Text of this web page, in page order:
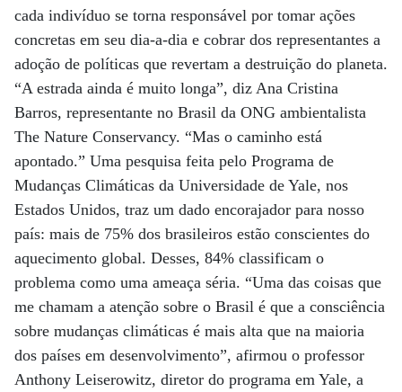
cada indivíduo se torna responsável por tomar ações
concretas em seu dia-a-dia e cobrar dos representantes a
adoção de políticas que revertam a destruição do planeta.
“A estrada ainda é muito longa”, diz Ana Cristina
Barros, representante no Brasil da ONG ambientalista
The Nature Conservancy. “Mas o caminho está
apontado.” Uma pesquisa feita pelo Programa de
Mudanças Climáticas da Universidade de Yale, nos
Estados Unidos, traz um dado encorajador para nosso
país: mais de 75% dos brasileiros estão conscientes do
aquecimento global. Desses, 84% classificam o
problema como uma ameaça séria. “Uma das coisas que
me chamam a atenção sobre o Brasil é que a consciência
sobre mudanças climáticas é mais alta que na maioria
dos países em desenvolvimento”, afirmou o professor
Anthony Leiserowitz, diretor do programa em Yale, a